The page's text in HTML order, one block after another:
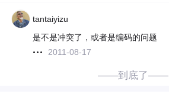
tantaiyizu
是不是冲突了，或者是编码的问题
2011-08-17
——到底了——